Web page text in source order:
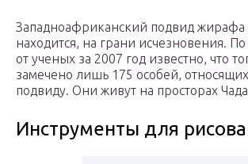
Западноафриканский подвид жирафа
находится, на грани исчезновения.
от ученых за 2007 год известно, что
замечено лишь 175 особей,
подвиду. Они живут на просторах
Инструменты для